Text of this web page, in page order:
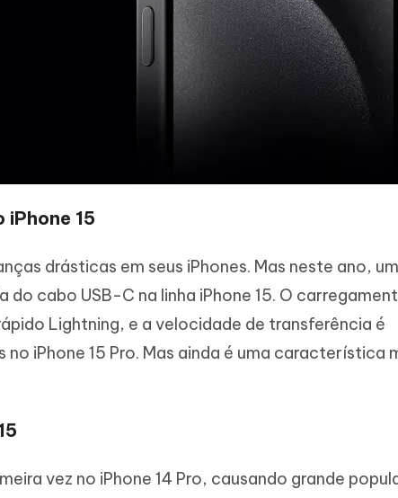
15
drásticas em seus iPhones. Mas neste ano,
cabo USB-C na linha iPhone 15. O
Lightning, e a velocidade de transferência é
iPhone 15 Pro. Mas ainda é uma característica
vez no iPhone 14 Pro, causando grande